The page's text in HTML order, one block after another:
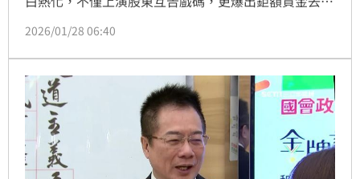
董事長林禮宏查帳發現，前董事長韓家宸掌控公司期
差額去向不明，原本公司帳戶尚有2.8億元現金也不翼
而飛，韓家宸解職後，甚至還匯出人民幣500萬元給北
京一家律師事務所，至今未交代金流，也未交接公司資
產，合計有4
2026/01/28 06:40